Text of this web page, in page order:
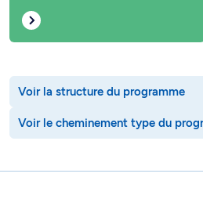
modules d'analyse de données
spécialisés.
Voir la structure du programme
Voir le cheminement type du